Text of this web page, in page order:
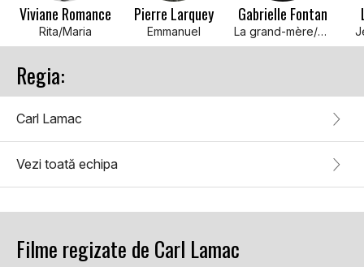
Viviane Romance
Rita/Maria
Pierre Larquey
Emmanuel
Gabrielle Fontan
La grand-mère/The Grand-Mother
Regia:
Carl Lamac
Vezi toată echipa
Filme regizate de Carl Lamac